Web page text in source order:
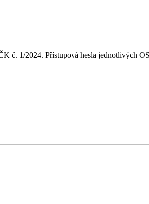
č. 1/2024. Přístupová hesla jednotlivých